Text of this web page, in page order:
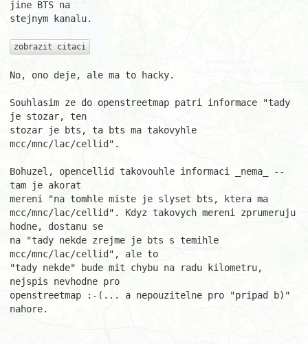
jine BTS na
stejnym kanalu.
zobrazit citaci
No, ono deje, ale ma to hacky.
Souhlasim ze do openstreetmap patri informace "tady
je stozar, ten
stozar je bts, ta bts ma takovyhle
mcc/mnc/lac/cellid".
Bohuzel, opencellid takovouhle informaci _nema_ --
tam je akorat
mereni "na tomhle miste je slyset bts, ktera ma
mcc/mnc/lac/cellid". Kdyz takovych mereni zprumeruju
hodne, dostanu se
na "tady nekde zrejme je bts s temihle
mcc/mnc/lac/cellid", ale to
"tady nekde" bude mit chybu na radu kilometru,
nejspis nevhodne pro
openstreetmap :-(... a nepouzitelne pro "pripad b)"
nahore.